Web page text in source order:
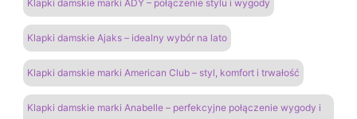
Klapki damskie marki ADY – połączenie stylu i wygody
Klapki damskie Ajaks – idealny wybór na lato
Klapki damskie marki American Club – styl, komfort i trwałość
Klapki damskie marki Anabelle – perfekcyjne połączenie wygody i